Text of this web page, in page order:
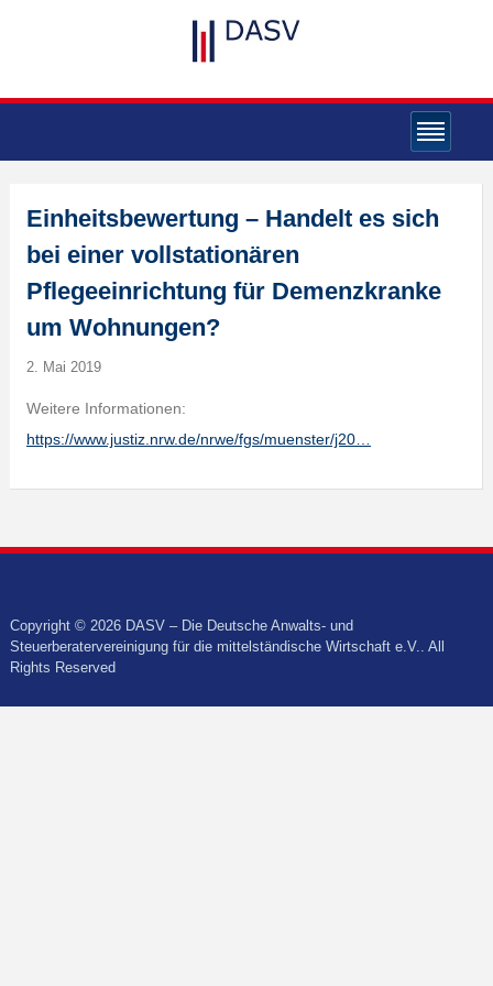
Einheitsbewertung – Handelt es sich
bei einer vollstationären
Pflegeeinrichtung für Demenzkranke
um Wohnungen?
2. Mai 2019
Weitere Informationen:
https://www.justiz.nrw.de/nrwe/fgs/muenster/j20…
Copyright © 2026 DASV – Die Deutsche Anwalts- und
Steuerberatervereinigung für die mittelständische Wirtschaft e.V.. All
Rights Reserved